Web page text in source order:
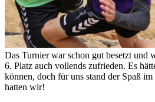
Das Turnier war schon gut besetzt und
6. Platz auch vollends zufrieden. Es
können, doch für uns stand der Spaß
hatten wir!